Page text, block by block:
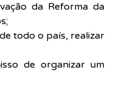
da Reforma da
todo o país, realizar
de organizar um